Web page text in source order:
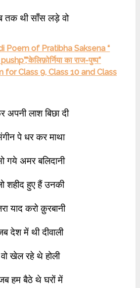
तक थी साँस लड़े वो
Poem of Pratibha Saksena “
का राज-पुष्प”
Class 9, Class 10 and Class
अपनी लाश बिछा दी
पे धर कर माथा
गये अमर बलिदानी
शहीद हुए हैं उनकी
याद करो क़ुरबानी
देश में थी दीवाली
वो खेल रहे थे होली
हम बैठे थे घरों में